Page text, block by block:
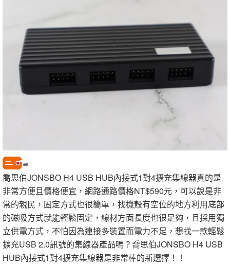
總結
喬思伯JONSBO H4 USB HUB內接式1對4擴充集線器真的是
非常方便且價格便宜，網路通路價格NT$590元，可以說是非
常的親民，固定方式也很簡單，找機殼有空位的地方利用底部
的磁吸方式就能輕鬆固定，線材方面長度也很足夠，且採用獨
立供電方式，不怕因為連接多裝置而電力不足，想找一款輕鬆
擴充USB 2.0訊號的集線器產品嗎？喬思伯JONSBO H4 USB
HUB內接式1對4擴充集線器是非常棒的新選擇！！